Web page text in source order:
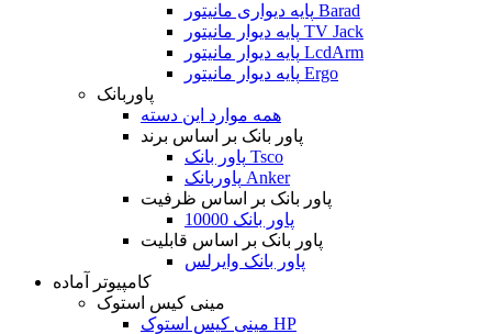
پایه دیواری مانیتور Barad
پایه دیوار مانیتور TV Jack
پایه دیوار مانیتور LcdArm
پایه دیوار مانیتور Ergo
پاوربانک
همه موارد این دسته
پاور بانک بر اساس برند
پاور بانک Tsco
پاوربانک Anker
پاور بانک بر اساس ظرفیت
پاور بانک 10000
پاور بانک بر اساس قابلیت
پاور بانک وایرلس
کامپیوتر آماده
مینی کیس استوک
مینی کیس استوک HP